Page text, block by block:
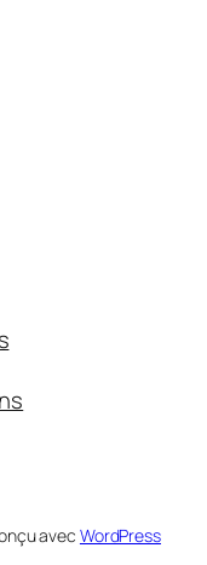
avec WordPress